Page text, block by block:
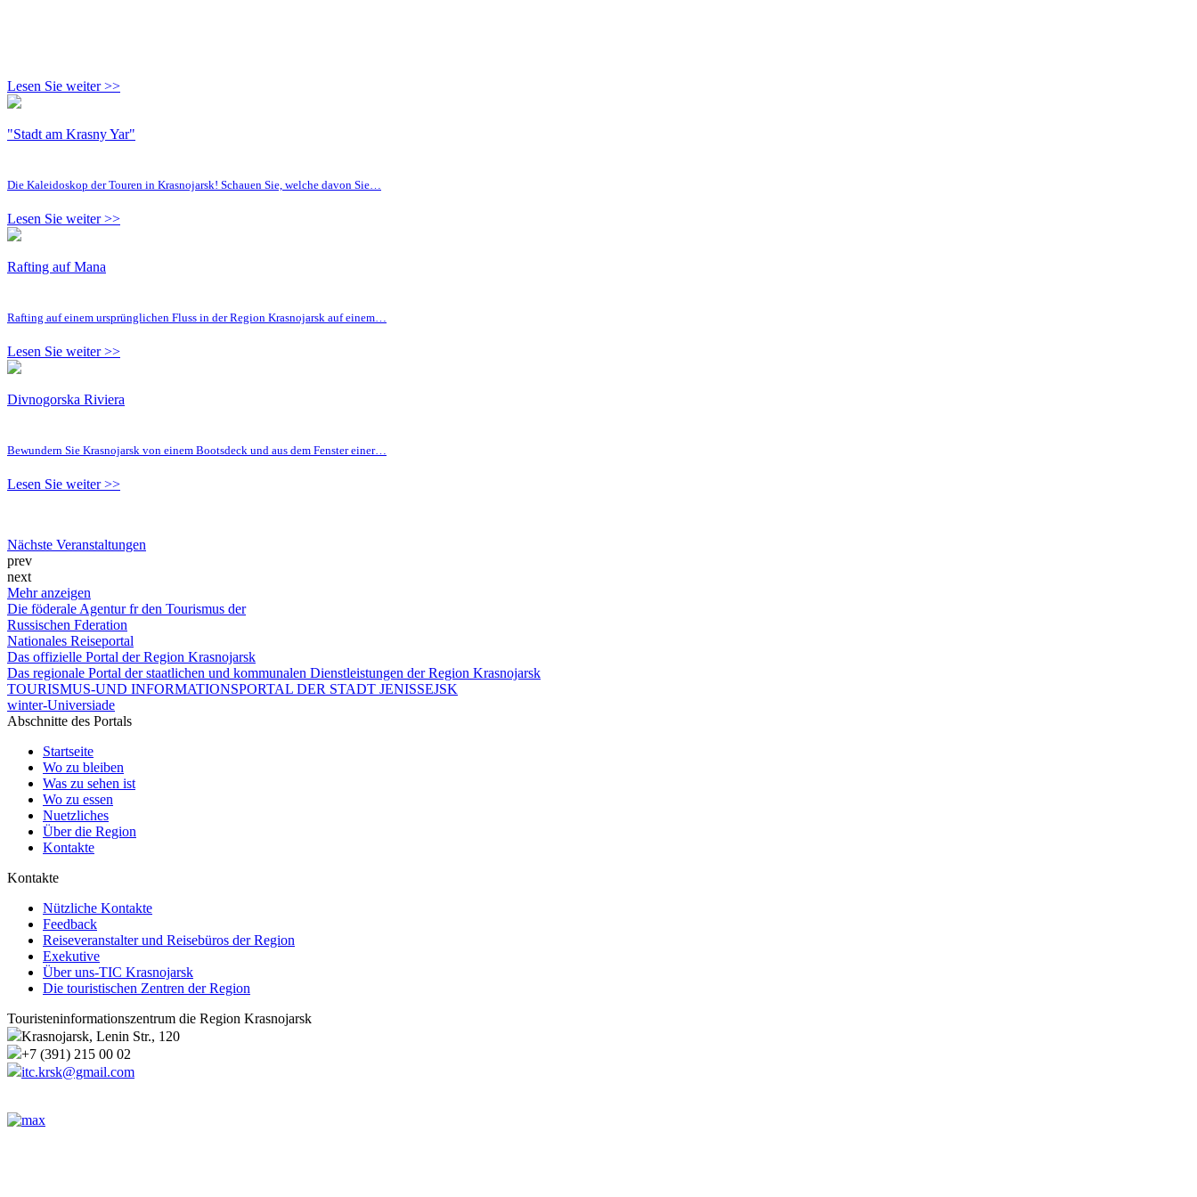
Lesen Sie weiter >>
"Stadt am Krasny Yar"
Die Kaleidoskop der Touren in Krasnojarsk! Schauen Sie, welche davon Sie…
Lesen Sie weiter >>
Rafting auf Mana
Rafting auf einem ursprünglichen Fluss in der Region Krasnojarsk auf einem…
Lesen Sie weiter >>
Divnogorska Riviera
Bewundern Sie Krasnojarsk von einem Bootsdeck und aus dem Fenster einer…
Lesen Sie weiter >>
Nächste Veranstaltungen
prev
next
Mehr anzeigen
Die föderale Agentur fr den Tourismus der
Russischen Fderation
Nationales Reiseportal
Das offizielle Portal der Region Krasnojarsk
Das regionale Portal der staatlichen und kommunalen Dienstleistungen der Region Krasnojarsk
TOURISMUS-UND INFORMATIONSPORTAL DER STADT JENISSEJSK
winter-Universiade
Abschnitte des Portals
Startseite
Wo zu bleiben
Was zu sehen ist
Wo zu essen
Nuetzliches
Über die Region
Kontakte
Kontakte
Nützliche Kontakte
Feedback
Reiseveranstalter und Reisebüros der Region
Exekutive
Über uns-TIC Krasnojarsk
Die touristischen Zentren der Region
Touristeninformationszentrum die Region Krasnojarsk
Krasnojarsk, Lenin Str., 120
+7 (391) 215 00 02
itc.krsk@gmail.com